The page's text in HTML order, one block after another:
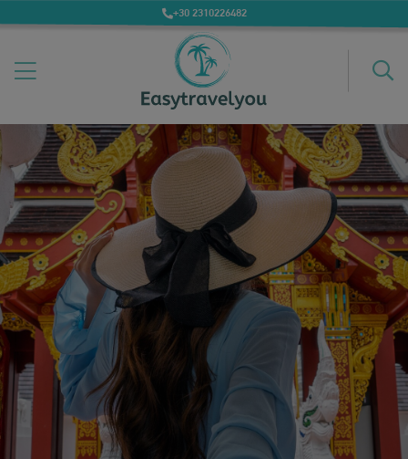
+30 2310226482